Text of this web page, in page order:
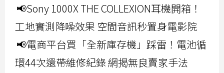
📢Sony 1000X THE COLLEXION耳機開箱！
工地實測降噪效果 空間音訊秒置身電影院
📢電商平台買「全新庫存機」踩雷！電池循
環44次還帶維修紀錄 網揭無良賣家手法